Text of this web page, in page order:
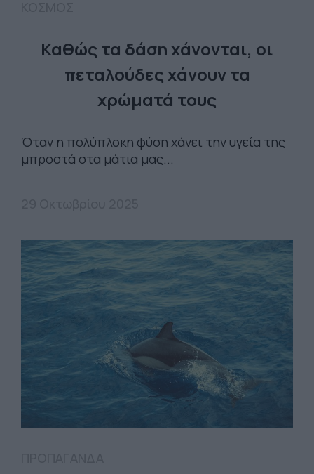
Καθώς τα δάση χάνονται, οι
πεταλούδες χάνουν τα
χρώματά τους
Όταν η πολύπλοκη φύση χάνει την υγεία της
μπροστά στα μάτια μας...